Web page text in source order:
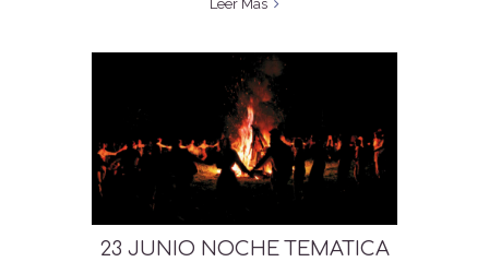
Leer Más
23 JUNIO NOCHE TEMATICA